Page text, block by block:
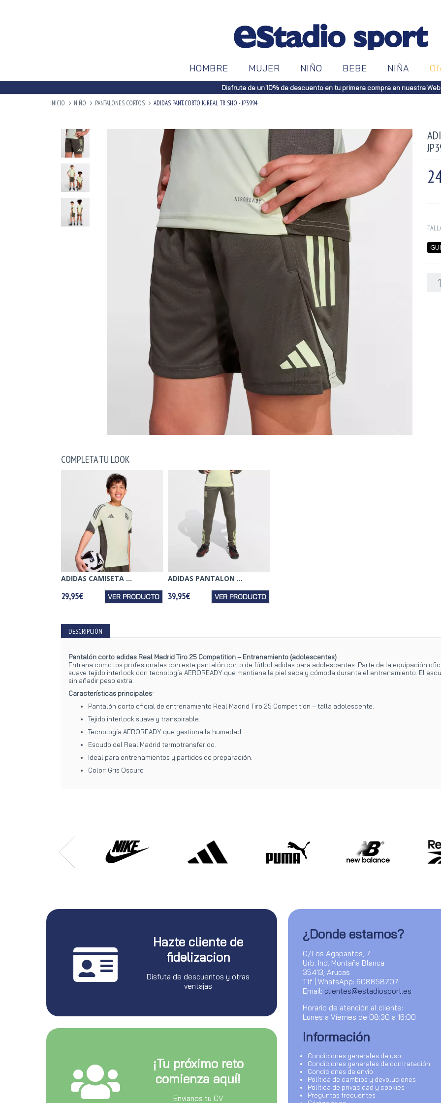
HOMBRE MUJER NIÑO BEBE NIÑA
Disfruta de un 10% de descuento en tu primera compra en nuestra Web
INICIO NIÑO PANTALONES CORTOS ADIDAS PANT. CORTO K. REAL TR SHO - JP3994
COMPLETA TU LOOK
ADIDAS CAMISETA ...
29,95€ VER PRODUCTO
ADIDAS PANTALON ...
39,95€ VER PRODUCTO
DESCRIPCIÓN
Pantalón corto adidas Real Madrid Tiro 25 Competition – Entrenamiento (adolescentes)
Entrena como los profesionales con este pantalón corto de fútbol adidas para adolescentes. Parte de la equipación
suave tejido interlock con tecnología AEROREADY que mantiene la piel seca y cómoda durante el entrenamiento. El
sin añadir peso extra.
Características principales:
Pantalón corto oficial de entrenamiento Real Madrid Tiro 25 Competition – talla adolescente.
Tejido interlock suave y transpirable.
Tecnología AEROREADY que gestiona la humedad.
Escudo del Real Madrid termotransferido.
Ideal para entrenamientos y partidos de preparación.
Color: Gris Oscuro
Hazte cliente de
fidelizacion
Disfuta de descuentos y otras
ventajas
¡Tu próximo reto
comienza aquí!
Envianos tu CV
¿Donde estamos?
C/Los Agapantos, 7
Urb. Ind. Montaña Blanca
35413, Arucas
Tlf | WhatsApp: 608858707
Email: clientes@estadiosport.es
Horario de atención al cliente:
Lunes a Viernes de 08:30 a 16:00
Información
Condiciones generales de uso
Condiciones generales de contratación
Condiciones de envío
Política de cambios y devoluciones
Política de privacidad y cookies
Preguntas frecuentes